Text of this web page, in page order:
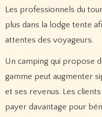
Les professionnels du
plus dans la lodge tente
attentes des voyageurs.
Un camping qui propose
gamme peut augmenter
et ses revenus. Les
payer davantage pour